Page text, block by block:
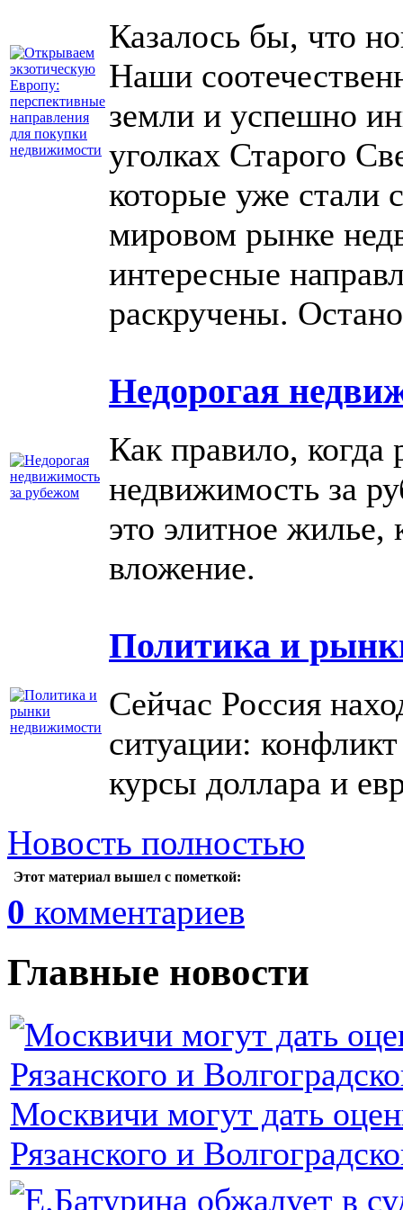
Казалось бы, что
Наши
земли и успешно
уголках Старого
которые уже стали
мировом рынке
интересные
раскручены.
Недорогая
Как правило, когда
недвижимость за
это элитное жилье,
вложение.
Политика и
Сейчас Россия
ситуации:
курсы доллара и
Новость полностью
Этот материал вышел с пометкой:
0 комментариев
Главные новости
Москвичи могут дать
Рязанского и